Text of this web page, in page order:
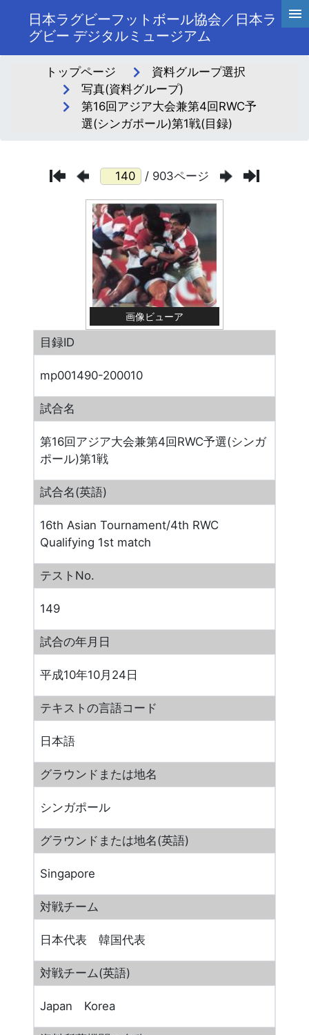
日本ラグビーフットボール協会／日本ラ
グビー デジタルミュージアム
トップページ
資料グループ選択
写真(資料グループ)
第16回アジア大会兼第4回RWC予
選(シンガポール)第1戦(目録)
/ 903ページ
画像ビューア
目録ID
mp001490-200010
試合名
第16回アジア大会兼第4回RWC予選(シンガ
ポール)第1戦
試合名(英語)
16th Asian Tournament/4th RWC
Qualifying 1st match
テストNo.
149
試合の年月日
平成10年10月24日
テキストの言語コード
日本語
グラウンドまたは地名
シンガポール
グラウンドまたは地名(英語)
Singapore
対戦チーム
日本代表 韓国代表
対戦チーム(英語)
Japan Korea